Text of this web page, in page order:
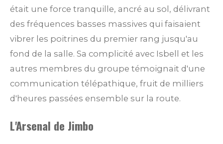
était une force tranquille, ancré au sol, délivrant
des fréquences basses massives qui faisaient
vibrer les poitrines du premier rang jusqu'au
fond de la salle. Sa complicité avec Isbell et les
autres membres du groupe témoignait d'une
communication télépathique, fruit de milliers
d'heures passées ensemble sur la route.
L'Arsenal de Jimbo